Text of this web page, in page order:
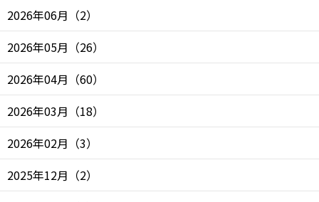
2026年06月 （2）
2026年05月 （26）
2026年04月 （60）
2026年03月 （18）
2026年02月 （3）
2025年12月 （2）